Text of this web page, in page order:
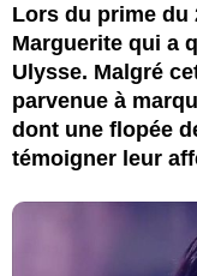
Lors du prime du
Marguerite qui a
Ulysse. Malgré
parvenue à
dont une flopée
témoigner leur